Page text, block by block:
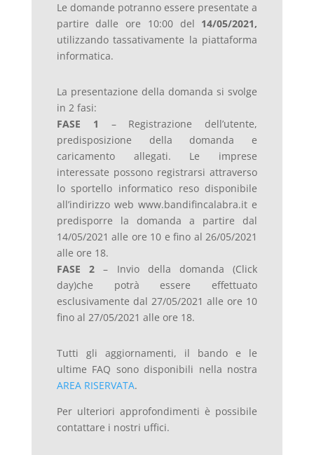
Le domande potranno essere presentate a
partire dalle ore 10:00 del 14/05/2021,
utilizzando tassativamente la piattaforma
informatica.
La presentazione della domanda si svolge
in 2 fasi:
FASE 1 – Registrazione dell’utente,
predisposizione della domanda e
caricamento allegati. Le imprese
interessate possono registrarsi attraverso
lo sportello informatico reso disponibile
all’indirizzo web www.bandifincalabra.it e
predisporre la domanda a partire dal
14/05/2021 alle ore 10 e fino al 26/05/2021
alle ore 18.
FASE 2– Invio della domanda (Click
day)che potrà essere effettuato
esclusivamente dal 27/05/2021 alle ore 10
fino al 27/05/2021 alle ore 18.
Tutti gli aggiornamenti, il bando e le
ultime FAQ sono disponibili nella nostra
AREA RISERVATA.
Per ulteriori approfondimenti è possibile
contattare i nostri uffici.